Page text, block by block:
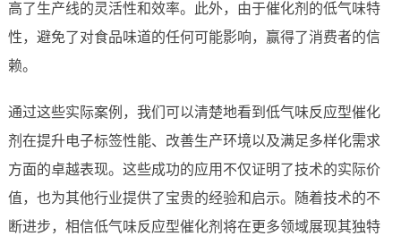
高了生产线的灵活性和效率。此外，由于催化剂的低气味特
性，避免了对食品味道的任何可能影响，赢得了消费者的信
赖。
通过这些实际案例，我们可以清楚地看到低气味反应型催化
剂在提升电子标签性能、改善生产环境以及满足多样化需求
方面的卓越表现。这些成功的应用不仅证明了技术的实际价
值，也为其他行业提供了宝贵的经验和启示。随着技术的不
断进步，相信低气味反应型催化剂将在更多领域展现其独特